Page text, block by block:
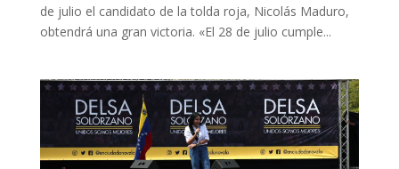
de julio el candidato de la tolda roja, Nicolás Maduro,
obtendrá una gran victoria. «El 28 de julio cumple...